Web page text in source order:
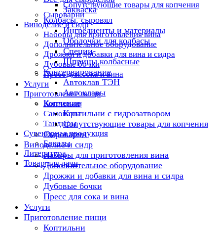
Сопутствующие товары для копчения
Сыроварни
Виноделие и сидр
Наборы для приготовления вина
Дополнительное оборудование
Дрожжи и добавки для вина и сидра
Дубовые бочки
Пресс для сока и вина
Услуги
Приготовление пищи
Коптильни
Самовары
Тандыры
Сувенирная продукция
Бокалы
Литература
Товар для дачи
Закваска
Колбасы, сыровял
Ингредиенты и материалы
Оболочки для колбасы
Специи
Шприцы колбасные
Консервирование
Автоклав ТЭН
Автоклавы
Копчение
Коптильни с гидрозатвором
Сопутствующие товары для копчения
Сыроварни
Виноделие и сидр
Наборы для приготовления вина
Дополнительное оборудование
Дрожжи и добавки для вина и сидра
Дубовые бочки
Пресс для сока и вина
Услуги
Приготовление пищи
Коптильни